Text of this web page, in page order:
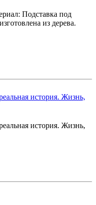
Подставка под
из дерева.
история. Жизнь,
история. Жизнь,